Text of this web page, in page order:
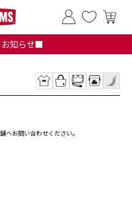
知らせ■
へお問い合わせください。